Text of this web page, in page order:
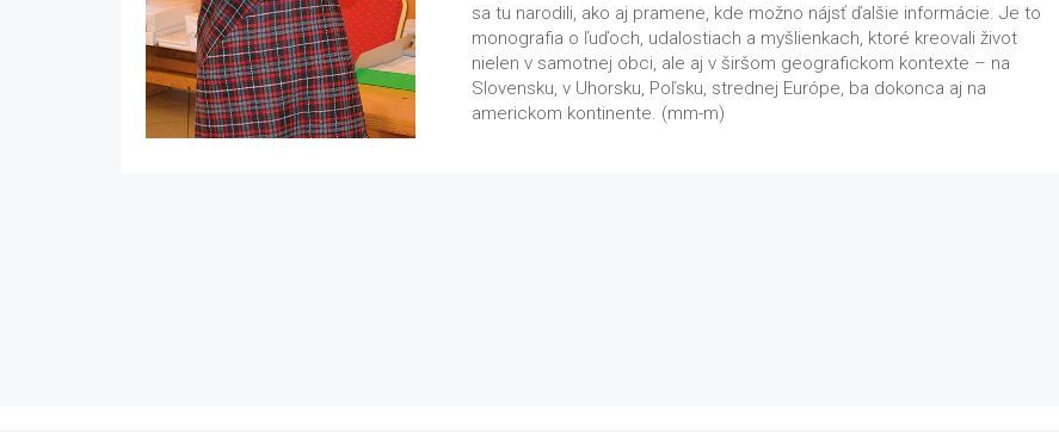
sa tu narodili, ako aj pramene, kde možno nájsť ďalšie informácie. Je to
monografia o ľuďoch, udalo­stiach a myšlienkach, ktoré kreovali život
nielen v samotnej obci, ale aj v širšom geografickom kontexte – na
Slovensku, v Uhorsku, Poľsku, strednej Európe, ba dokonca aj na
americkom kontinente. (mm-m)